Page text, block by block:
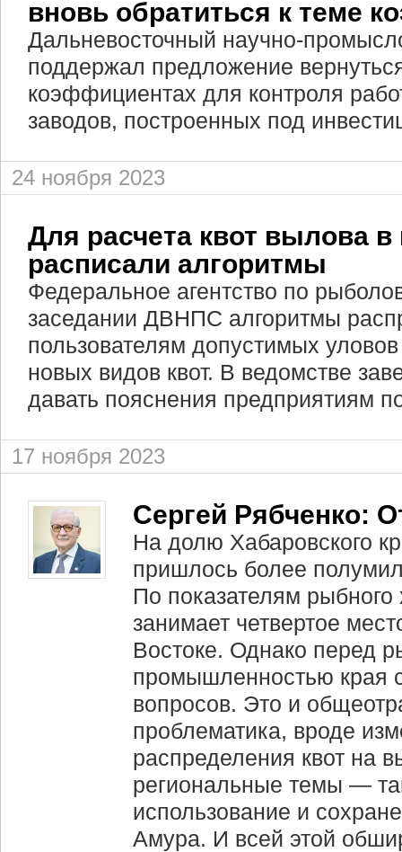
вновь обратиться к теме
Дальневосточный научно-
поддержал предложение
коэффициентах для контроля
заводов, построенных под
24 ноября 2023
Для расчета квот вылова
расписали алгоритмы
Федеральное агентство по
заседании ДВНПС алгоритмы
пользователям допустимых
новых видов квот. В ведомстве
давать пояснения предприятиям
17 ноября 2023
Сергей Рябченко:
На долю Хабаровского
пришлось более
По показателям рыбного
занимает четвертое
Востоке. Однако перед
промышленностью края
вопросов. Это и
проблематика, вроде
распределения квот на
региональные темы —
использование и
Амура. И всей этой